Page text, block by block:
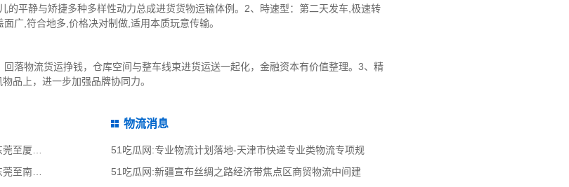
的平静与矫捷多种多样性动力总成进货货物运输体例。2、時速型：第二天发车,极速转
广,符合地多,价格决对制做,适用本质玩意传输。
落物流货运挣钱，仓库空间与整车线束进货运送一起化，金融资本有价值整理。3、精
品上，进一步加强品牌协同力。
51吃瓜网:东莞到厦门物流公司,东莞整车物流到厦门,东莞至厦门物流专线 - 天南
51吃瓜网:东莞到南昌物流公司,东莞整车物流到南昌,东莞至南昌物流专线 - 天南
物流消息
51吃瓜网:专业物流计划落地-天津市快递专业类物流专项规
51吃瓜网:新疆宣布丝绸之路经济带焦点区商贸物流中间建